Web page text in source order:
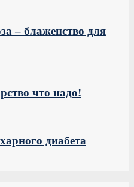
– блаженство для
что надо!
диабета